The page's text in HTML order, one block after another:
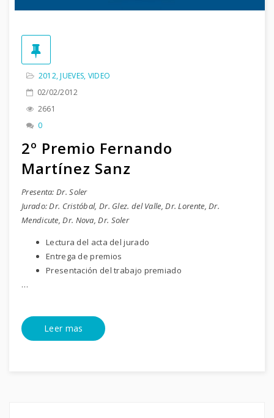
2012,JUEVES, VIDEO
02/02/2012
2661
0
2º Premio Fernando
Martínez Sanz
Presenta: Dr. Soler
Jurado: Dr. Cristóbal, Dr. Glez. del Valle, Dr. Lorente, Dr.
Mendicute, Dr. Nova, Dr. Soler
Lectura del acta del jurado
Entrega de premios
Presentación del trabajo premiado
…
Leer mas